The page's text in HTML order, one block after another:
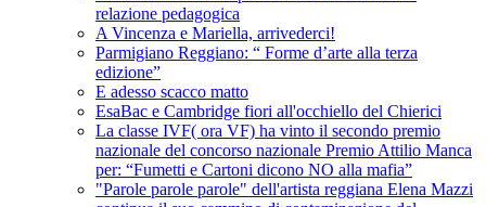
relazione pedagogica
A Vincenza e Mariella, arrivederci!
Parmigiano Reggiano: “ Forme d’arte alla terza
edizione”
E adesso scacco matto
EsaBac e Cambridge fiori all'occhiello del Chierici
La classe IVF( ora VF) ha vinto il secondo premio
nazionale del concorso nazionale Premio Attilio Manca
per: “Fumetti e Cartoni dicono NO alla mafia”
"Parole parole parole" dell'artista reggiana Elena Mazzi